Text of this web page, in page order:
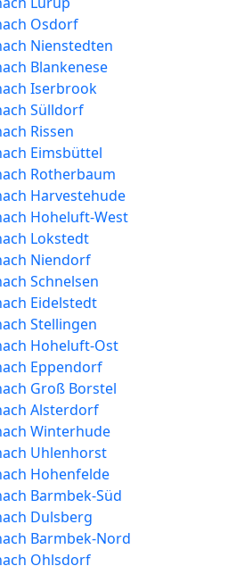
Osdorf
Nienstedten
Blankenese
Iserbrook
Sülldorf
Rissen
Eimsbüttel
Rotherbaum
Harvestehude
Hoheluft-West
Lokstedt
Niendorf
Schnelsen
Eidelstedt
Stellingen
Hoheluft-Ost
Eppendorf
Groß Borstel
Alsterdorf
Winterhude
Uhlenhorst
Hohenfelde
Barmbek-Süd
Dulsberg
Barmbek-Nord
Ohlsdorf